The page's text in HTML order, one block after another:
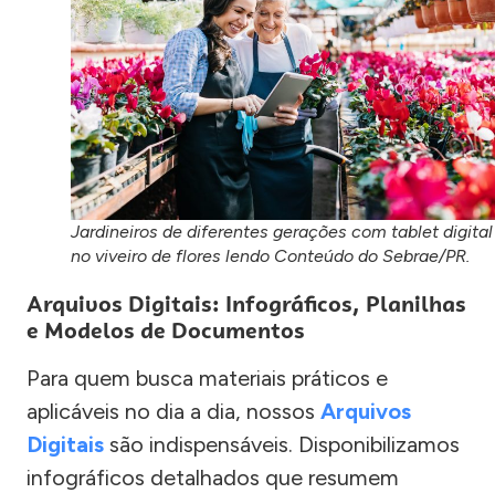
Jardineiros de diferentes gerações com tablet digital
no viveiro de flores lendo Conteúdo do Sebrae/PR.
Arquivos Digitais: Infográficos, Planilhas
e Modelos de Documentos
Para quem busca materiais práticos e
aplicáveis no dia a dia, nossos Arquivos
Digitais são indispensáveis. Disponibilizamos
infográficos detalhados que resumem